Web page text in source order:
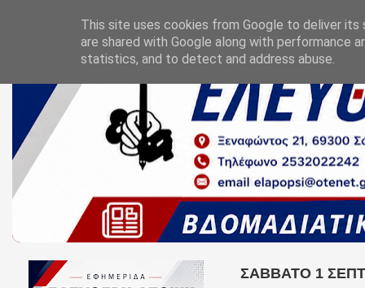
ΣΆΒΒΑΤΟ 1
This site uses cookies from Google to deliver its
are shared with Google along with performance
statistics, and to detect and address abuse.